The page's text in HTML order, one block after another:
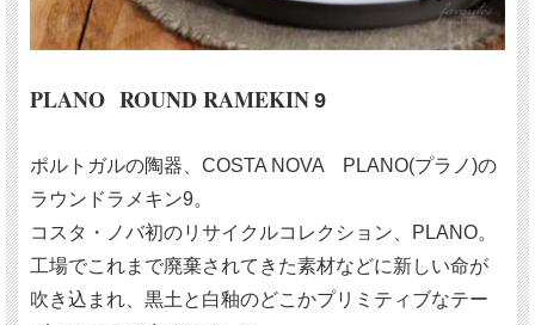
PLANO ROUND RAMEKIN 9
ポルトガルの陶器、COSTA NOVA PLANO(プラノ)の
ラウンドラメキン9。
コスタ・ノバ初のリサイクルコレクション、PLANO。
工場でこれまで廃棄されてきた素材などに新しい命が
吹き込まれ、黒土と白釉のどこかプリミティブなテー